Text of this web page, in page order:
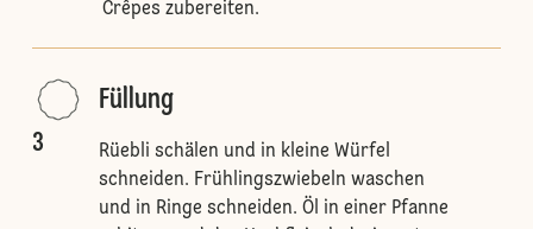
Crêpes zubereiten.
3
Füllung
Rüebli schälen und in kleine Würfel
schneiden. Frühlingszwiebeln waschen
und in Ringe schneiden. Öl in einer Pfanne